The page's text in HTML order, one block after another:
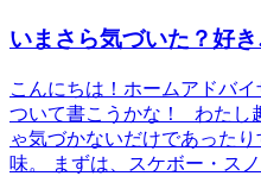
いまさら気づいた？好き
こんにちは！ホームアドバ
ついて書こうかな！ わたし
ゃ気づかないだけであった
味。 まずは、スケボー・ス